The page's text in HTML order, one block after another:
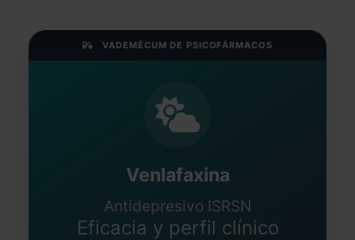
VADEMÉCUM DE PSICOFÁRMACOS
Venlafaxina
Antidepresivo ISRSN
Eficacia y perfil clínico